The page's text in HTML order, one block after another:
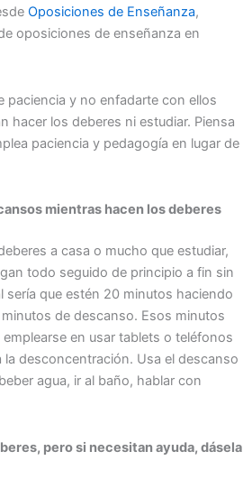
Oposiciones de Enseñanza,
oposiciones de enseñanza en
paciencia y no enfadarte con ellos
hacer los deberes ni estudiar. Piensa
paciencia y pedagogía en lugar de
mientras hacen los deberes
a casa o mucho que estudiar,
todo seguido de principio a fin sin
sería que estén 20 minutos haciendo
de descanso. Esos minutos
en usar tablets o teléfonos
la desconcentración. Usa el descanso
agua, ir al baño, hablar con
pero si necesitan ayuda, dásela